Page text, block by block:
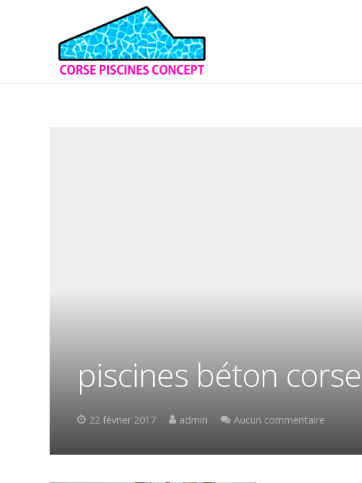
piscines béton corse
22 février 2017 admin Aucun commentaire